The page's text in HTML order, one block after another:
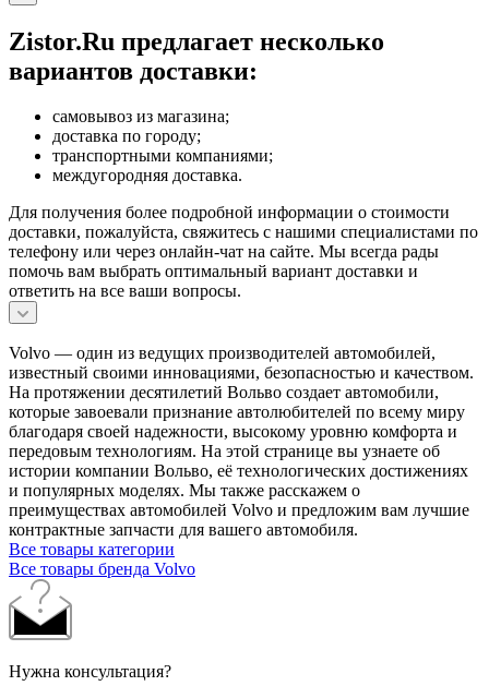
Zistor.Ru предлагает несколько
вариантов доставки:
самовывоз из магазина;
доставка по городу;
транспортными компаниями;
междугородняя доставка.
Для получения более подробной информации о стоимости
доставки, пожалуйста, свяжитесь с нашими специалистами по
телефону или через онлайн-чат на сайте. Мы всегда рады
помочь вам выбрать оптимальный вариант доставки и
ответить на все ваши вопросы.
Volvo — один из ведущих производителей автомобилей,
известный своими инновациями, безопасностью и качеством.
На протяжении десятилетий Вольво создает автомобили,
которые завоевали признание автолюбителей по всему миру
благодаря своей надежности, высокому уровню комфорта и
передовым технологиям. На этой странице вы узнаете об
истории компании Вольво, её технологических достижениях
и популярных моделях. Мы также расскажем о
преимуществах автомобилей Volvo и предложим вам лучшие
контрактные запчасти для вашего автомобиля.
Все товары категории
Все товары бренда Volvo
Нужна консультация?